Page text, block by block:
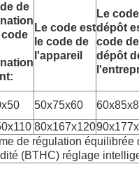
de
Le code est
le code de
l'appareil
Le
dépôt
code de
dépôt
50x75x60
80x167x120
de régulation équilibrée
(BTHC) réglage